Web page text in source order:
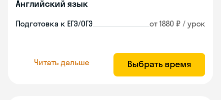
Английский язык
Подготовка к ЕГЭ/ОГЭ от 1880 ₽ / урок
Читать дальше Выбрать время